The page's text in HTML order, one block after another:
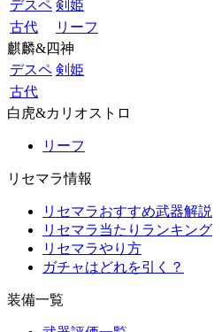
デスペ 剣姫
古代
リーフ
麒麟&四神
デスペ 剣姫
古代
白虎&カリオストロ
リーフ
リセマラ情報
リセマラおすすめ武器解説
リセマラ当たりランキング
リセマラやり方
ガチャはどれを引く？
装備一覧